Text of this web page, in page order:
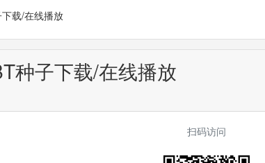
载/在线播放
种子下载/在线播放
扫码访问